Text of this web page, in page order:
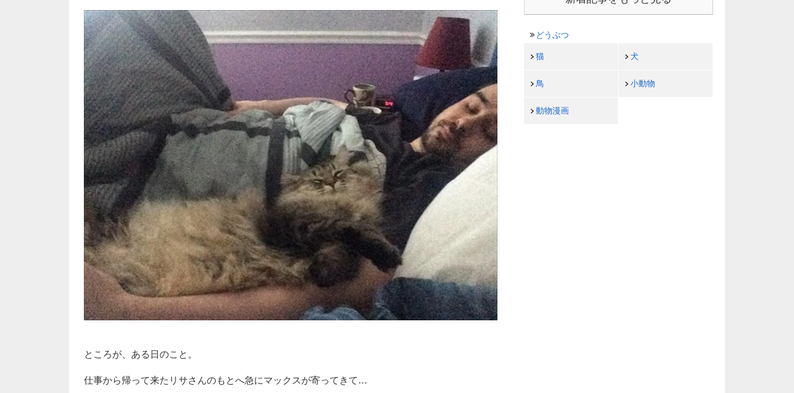
ところが、ある日のこと。
仕事から帰って来たリサさんのもとへ急にマックスが寄ってきて…
どうぶつ
猫 犬
鳥 小動物
動物漫画